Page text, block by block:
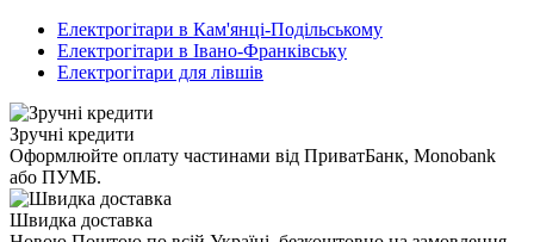
Електрогітари в Кам'янці-Подільському
Електрогітари в Івано-Франківську
Електрогітари для лівшів
Зручні кредити
Оформлюйте оплату частинами від ПриватБанк, Monobank
або ПУМБ.
Швидка доставка